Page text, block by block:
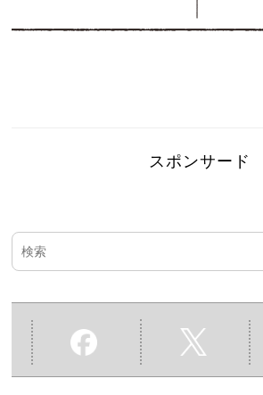
スポンサード